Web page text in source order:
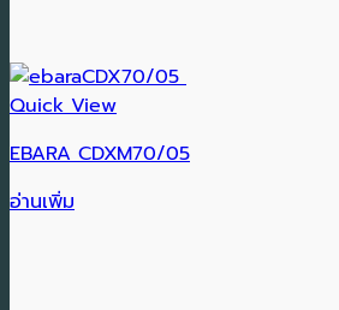
Quick View
EBARA CDXM70/05
อ่านเพิ่ม